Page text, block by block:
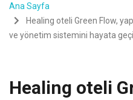
Ana Sayfa
Healing oteli Green Flow,
ve yönetim sistemini hayata
Healing oteli